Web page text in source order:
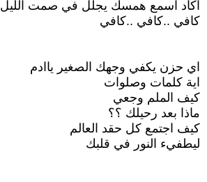
اكاد اسمع همسك يجلل في صمت الليل
كافي ..كافي ..كافي
اي حزن يكفي وجهك الصغير ياادم
اية كلمات وصلوات
كيف الملم وجعي
ماذا بعد رحيلك ؟؟
كيف اجتمع كل حقد العالم
ليطفيء النور في قلبك